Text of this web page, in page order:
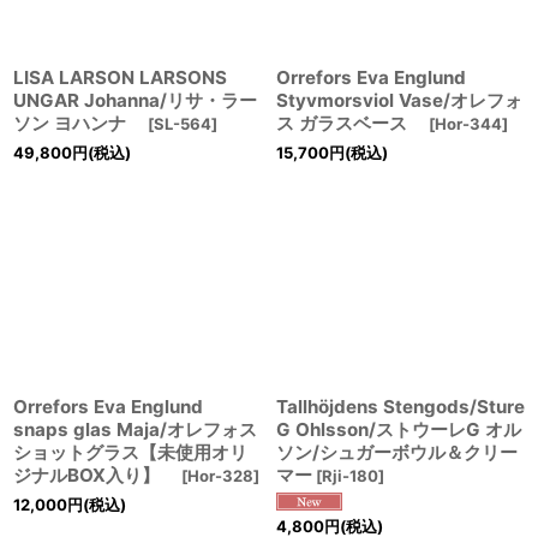
LISA LARSON LARSONS
UNGAR Johanna/リサ・ラー
ソン ヨハンナ
[SL-564]
49,800円(税込)
Orrefors Eva Englund
Styvmorsviol Vase/オレフォ
ス ガラスベース
[Hor-344]
15,700円(税込)
Orrefors Eva Englund
snaps glas Maja/オレフォス
ショットグラス【未使用オリ
ジナルBOX入り】
[Hor-328]
12,000円(税込)
Tallhöjdens Stengods/Sture
G Ohlsson/ストウーレG オル
ソン/シュガーボウル＆クリー
マー [Rji-180]
4,800円(税込)